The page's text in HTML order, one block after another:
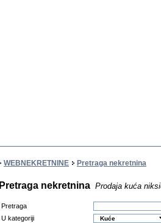
WEBNEKRETNINE Pretraga nekretnina
Pretraga nekretnina Prodaja kuća
Pretraga
U kategoriji